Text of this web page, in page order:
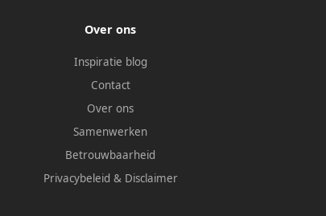
Over ons
Inspiratie blog
Contact
Over ons
Samenwerken
Betrouwbaarheid
Privacybeleid & Disclaimer